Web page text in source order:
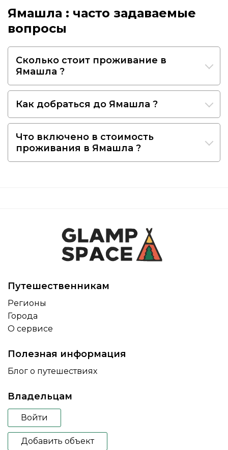
Ямашла : часто задаваемые
вопросы
Сколько стоит проживание в
Ямашла ?
Как добраться до Ямашла ?
Что включено в стоимость
проживания в Ямашла ?
Путешественникам
Регионы
Города
О сервисе
Полезная информация
Блог о путешествиях
Владельцам
Войти
Добавить объект